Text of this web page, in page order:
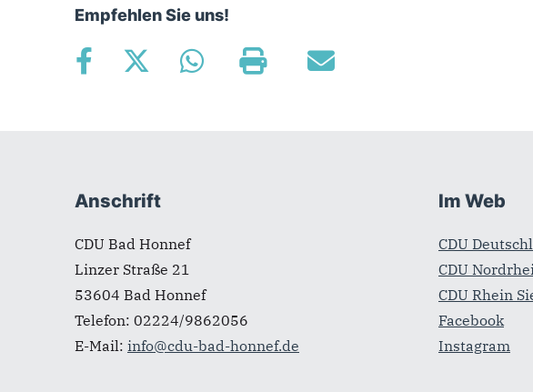
Empfehlen Sie uns!
Fußbereich
Anschrift
CDU Bad Honnef
Linzer Straße 21
53604 Bad Honnef
Telefon: 02224/9862056
E-Mail: info@cdu-bad-honnef.de
Im Web
CDU
CDU
CDU Rhein
Facebook
Instagram